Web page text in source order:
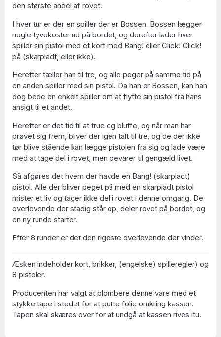
den største andel af rovet.
I hver tur er der en spiller der er Bossen. Bossen lægger
nogle tyvekoster ud på bordet, og derefter lader hver
spiller sin pistol med et kort med Bang! eller Click! Click!
på (skarpladt, eller ikke).
Herefter tæller han til tre, og alle peger på samme tid på
en anden spiller med sin pistol. Da han er Bossen, kan han
dog bede en enkelt spiller om at flytte sin pistol fra hans
ansigt til et andet.
Herefter er det tid til at true og bluffe, og når man har
prøvet sig frem, bliver der igen talt til tre, og de der ikke
tør blive stående kan lægge pistolen fra sig og lade være
med at tage del i rovet, men bevarer til gengæld livet.
Så afgøres det hvem der havde en Bang! (skarpladt)
pistol. Alle der bliver peget på med en skarpladt pistol
mister et liv og tager ikke del i rovet i denne omgang. De
overlevende der stadig står op, deler rovet på bordet, og
en ny runde starter.
Efter 8 runder er det den rigeste overlevende der vinder.
Æsken indeholder kort, brikker, (engelske) spilleregler) og
8 pistoler.
Producenten har valgt at plombere denne vare med et
stykke tape i stedet for at putte folie omkring kassen.
Tapen skal skæres over for at undgå at kassen rives itu.